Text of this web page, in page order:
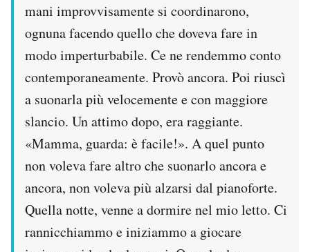
mani improvvisamente si coordinarono,
ognuna facendo quello che doveva fare in
modo imperturbabile. Ce ne rendemmo conto
contemporaneamente. Provò ancora. Poi riuscì
a suonarla più velocemente e con maggiore
slancio. Un attimo dopo, era raggiante.
«Mamma, guarda: è facile!». A quel punto
non voleva fare altro che suonarlo ancora e
ancora, non voleva più alzarsi dal pianoforte.
Quella notte, venne a dormire nel mio letto. Ci
rannicchiammo e iniziammo a giocare